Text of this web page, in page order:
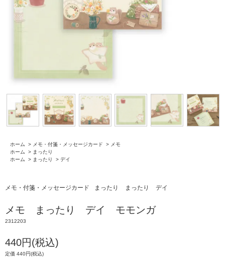
ホーム > メモ・付箋・メッセージカード > メモ
ホーム
> まったり
ホーム
> まったり > デイ
メモ・付箋・メッセージカード まったり まったり デイ
メモ まったり デイ モモンガ
2312203
440円(税込)
定価 440円(税込)